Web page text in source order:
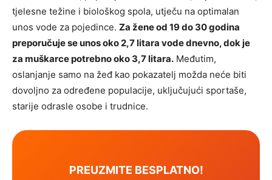
tjelesne težine i biološkog spola, utječu na optimalan
unos vode za pojedince. Za žene od 19 do 30 godina
preporučuje se unos oko 2,7 litara vode dnevno, dok je
za muškarce potrebno oko 3,7 litara. Međutim,
oslanjanje samo na žeđ kao pokazatelj možda neće biti
dovoljno za određene populacije, uključujući sportaše,
starije odrasle osobe i trudnice.
PREUZMITE BESPLATNO!